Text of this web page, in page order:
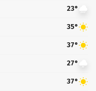
23°
35°
37°
27°
37°